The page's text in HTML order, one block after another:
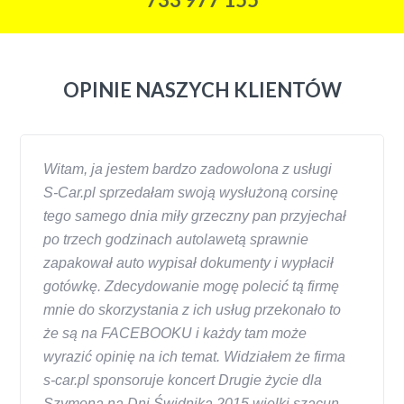
OPINIE NASZYCH KLIENTÓW
Witam, ja jestem bardzo zadowolona z usługi
S-Car.pl sprzedałam swoją wysłużoną corsinę
tego samego dnia miły grzeczny pan przyjechał
po trzech godzinach autolawetą sprawnie
zapakował auto wypisał dokumenty i wypłacił
gotówkę. Zdecydowanie mogę polecić tą firmę
mnie do skorzystania z ich usług przekonało to
że są na FACEBOOKU i każdy tam może
wyrazić opinię na ich temat. Widziałem że firma
s-car.pl sponsoruje koncert Drugie życie dla